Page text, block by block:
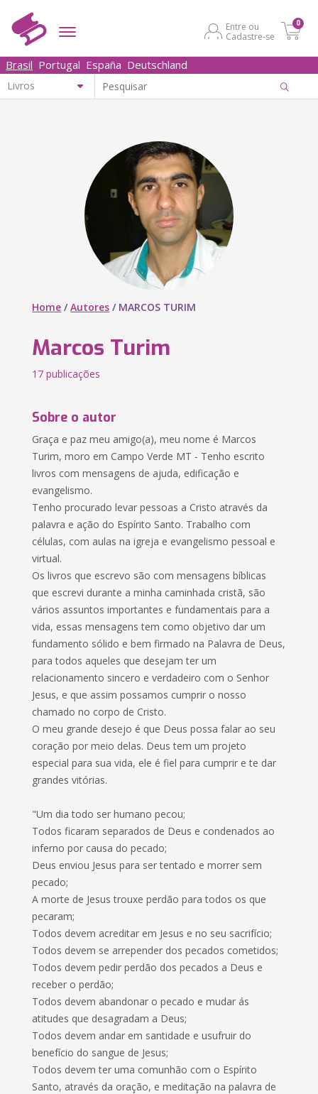
Entre ou
Cadastre-se
0
Brasil Portugal España Deutschland
Home /Autores / MARCOS TURIM
Marcos Turim
17 publicações
Sobre o autor
Graça e paz meu amigo(a), meu nome é Marcos
Turim, moro em Campo Verde MT - Tenho escrito
livros com mensagens de ajuda, edificação e
evangelismo.
Tenho procurado levar pessoas a Cristo através da
palavra e ação do Espírito Santo. Trabalho com
células, com aulas na igreja e evangelismo pessoal e
virtual.
Os livros que escrevo são com mensagens bíblicas
que escrevi durante a minha caminhada cristã, são
vários assuntos importantes e fundamentais para a
vida, essas mensagens tem como objetivo dar um
fundamento sólido e bem firmado na Palavra de Deus,
para todos aqueles que desejam ter um
relacionamento sincero e verdadeiro com o Senhor
Jesus, e que assim possamos cumprir o nosso
chamado no corpo de Cristo.
O meu grande desejo é que Deus possa falar ao seu
coração por meio delas. Deus tem um projeto
especial para sua vida, ele é fiel para cumprir e te dar
grandes vitórias.
"Um dia todo ser humano pecou;
Todos ficaram separados de Deus e condenados ao
inferno por causa do pecado;
Deus enviou Jesus para ser tentado e morrer sem
pecado;
A morte de Jesus trouxe perdão para todos os que
pecaram;
Todos devem acreditar em Jesus e no seu sacrifício;
Todos devem se arrepender dos pecados cometidos;
Todos devem pedir perdão dos pecados a Deus e
receber o perdão;
Todos devem abandonar o pecado e mudar ás
atitudes que desagradam a Deus;
Todos devem andar em santidade e usufruir do
benefício do sangue de Jesus;
Todos devem ter uma comunhão com o Espírito
Santo, através da oração, e meditação na palavra de